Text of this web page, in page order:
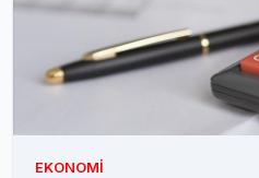
EKONOMI